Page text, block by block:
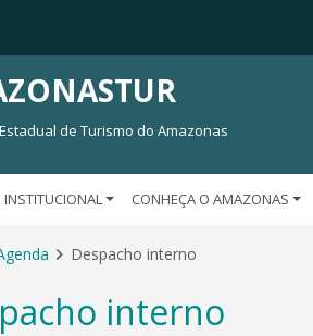
de Turismo do Amazonas
INSTITUCIONAL CONHEÇA O AMAZONAS
Despacho interno
interno